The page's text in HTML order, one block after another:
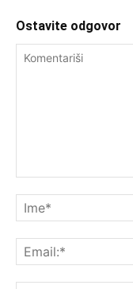
Ostavite odgovor